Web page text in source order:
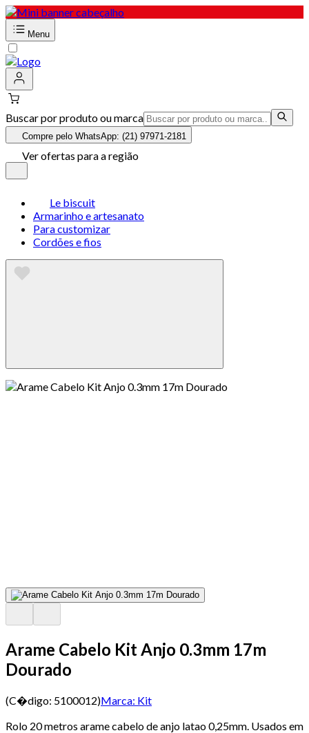
Menu
Buscar por produto ou marca
Compre pelo WhatsApp: (21) 97971-2181
Ver ofertas para a região
Le biscuit
Armarinho e artesanato
Para customizar
Cordões e fios
Arame Cabelo Kit Anjo 0.3mm 17m
Dourado
(C�digo: 5100012)Marca: Kit
Rolo 20 metros arame cabelo de anjo latao 0,25mm. Usados em